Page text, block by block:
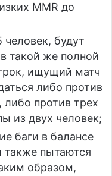
MMR до
будут
такой же полной
ищущий матч
либо против
либо против трех
из двух человек;
баги в балансе
также пытаются
образом,